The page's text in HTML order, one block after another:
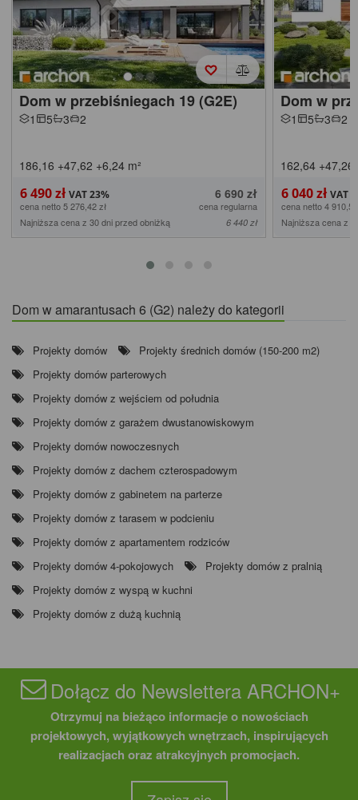
Dom w przebiśniegach 19 (G2E)
1 5 3 2
186,16 +47,62 +6,24 m²
6 490 zł 6 690 zł
cena netto 5 276,42 zł
cena regularna
Najniższa cena z 30 dni przed obniżką
6 440 zł
Dom w
1 5 3 2
162,64 +47,26
6 040 zł
cena netto 4
Najniższa cena z
Dom w amarantusach 6 (G2) należy do kategorii
Projekty domów
Projekty średnich domów (150-200 m2)
Projekty domów parterowych
Projekty domów z wejściem od południa
Projekty domów z garażem dwustanowiskowym
Projekty domów nowoczesnych
Projekty domów z dachem czterospadowym
Projekty domów z gabinetem na parterze
Projekty domów z tarasem w podcieniu
Projekty domów z apartamentem rodziców
Projekty domów 4-pokojowych
Projekty domów z pralnią
Projekty domów z wyspą w kuchni
Projekty domów z dużą kuchnią
Dołącz do Newslettera ARCHON+
Otrzymuj na bieżąco informacje o nowościach
projektowych, wyjątkowych wnętrzach, inspirujących
realizacjach oraz atrakcyjnych promocjach.